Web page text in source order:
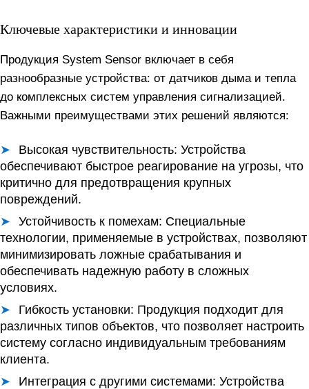
Ключевые характеристики и инновации
Продукция System Sensor включает в себя
разнообразные устройства: от датчиков дыма и тепла
до комплексных систем управления сигнализацией.
Важными преимуществами этих решений являются:
Высокая чувствительность: Устройства
обеспечивают быстрое реагирование на угрозы, что
критично для предотвращения крупных
повреждений.
Устойчивость к помехам: Специальные
технологии, применяемые в устройствах, позволяют
минимизировать ложные срабатывания и
обеспечивать надежную работу в сложных
условиях.
Гибкость установки: Продукция подходит для
различных типов объектов, что позволяет настроить
систему согласно индивидуальным требованиям
клиента.
Интеграция с другими системами: Устройства